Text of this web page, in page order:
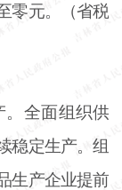
零元。（省税
。全面组织供
稳定生产。组
生产企业提前